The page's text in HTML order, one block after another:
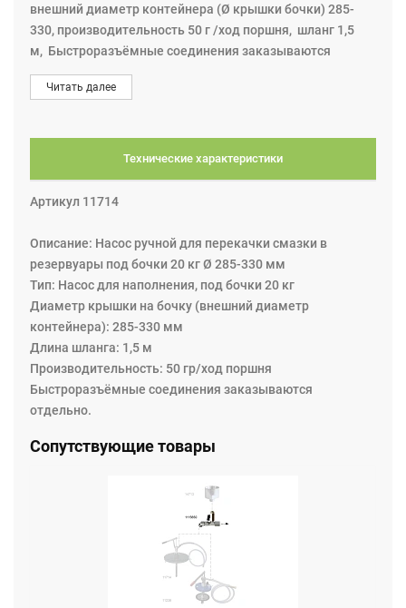
внешний диаметр контейнера (Ø крышки бочки) 285-
330, производительность 50 г /ход поршня, шланг 1,5
м, Быстроразъёмные соединения заказываются
отдельно.
Ручной заправочный насос для эффективного
смазки). Устраняет беспорядок, обычно существующий
за ход штока. Доступен широкий ассортимент
контейнеров, которые обычно нельзя использовать с
крышкой бочки. Существует также ряд заправочных
адаптеров для повторного заполнения шприцов для
смазки, что напрямую исключает использование
картриджей и все проблемы, связанные с их заменой.
Читать далее
Технические характеристики
Артикул 11714
Описание: Насос ручной для перекачки смазки в
резервуары под бочки 20 кг Ø 285-330 мм
Тип: Насос для наполнения, под бочки 20 кг
Диаметр крышки на бочку (внешний диаметр
контейнера): 285-330 мм
Длина шланга: 1,5 м
Производительность: 50 гр/ход поршня
Быстроразъёмные соединения заказываются
отдельно.
Сопутствующие товары